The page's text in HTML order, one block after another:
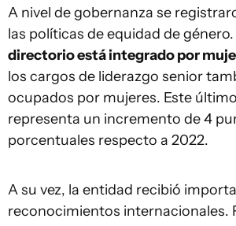
A nivel de gobernanza se
las políticas de equidad de género.
directorio está integrado por
los cargos de liderazgo senior
ocupados por mujeres. Este
representa un incremento de 4
porcentuales respecto a 2022.
A su vez, la entidad recibió
reconocimientos internacionales.